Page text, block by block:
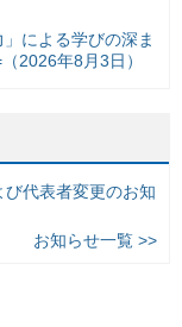
による学びの深ま
2026年8月3日）
代表者変更のお知
お知らせ一覧 >>